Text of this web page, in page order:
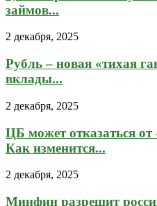
займов...
2 декабря, 2025
Рубль – новая «тихая
вклады...
2 декабря, 2025
ЦБ может отказаться от
Как изменится...
2 декабря, 2025
Минфин разрешит